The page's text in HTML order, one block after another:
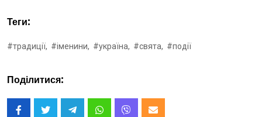
Теги:
#традиції, #іменини, #україна, #свята, #події
Поділитися: